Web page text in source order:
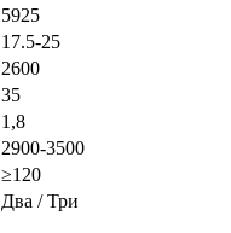
5925
17.5-25
2600
35
1,8
2900-3500
≥120
Два / Три